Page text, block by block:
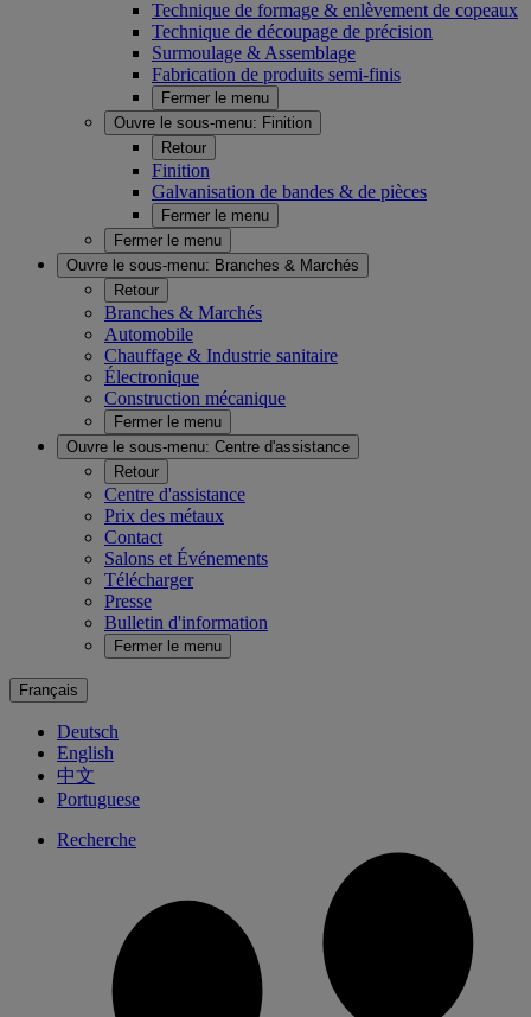
Technique de formage & enlèvement de copeaux
Technique de découpage de précision
Surmoulage & Assemblage
Fabrication de produits semi-finis
Fermer le menu
Ouvre le sous-menu: Finition
Retour
Finition
Galvanisation de bandes & de pièces
Fermer le menu
Fermer le menu
Ouvre le sous-menu: Branches & Marchés
Retour
Branches & Marchés
Automobile
Chauffage & Industrie sanitaire
Électronique
Construction mécanique
Fermer le menu
Ouvre le sous-menu: Centre d'assistance
Retour
Centre d'assistance
Prix des métaux
Contact
Salons et Événements
Télécharger
Presse
Bulletin d'information
Fermer le menu
Français
Deutsch
English
中文
Portuguese
Recherche